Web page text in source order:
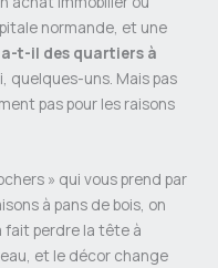
normande, et une
t-il des quartiers à
quelques-uns. Mais pas
pas pour les raisons
» qui vous prend par
à pans de bois, on
fait perdre la tête à
et le décor change